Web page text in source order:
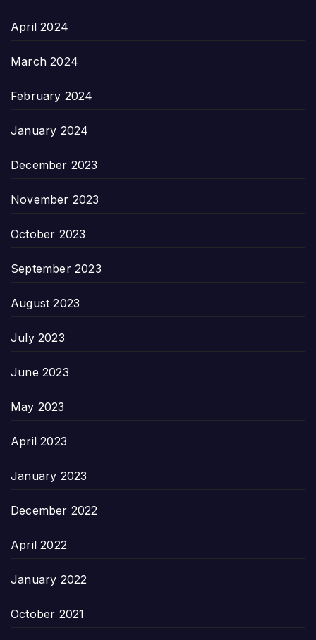
April 2024
March 2024
February 2024
January 2024
December 2023
November 2023
October 2023
September 2023
August 2023
July 2023
June 2023
May 2023
April 2023
January 2023
December 2022
April 2022
January 2022
October 2021